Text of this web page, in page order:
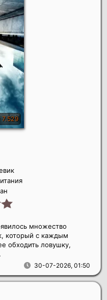
30-07-2026, 01:50
множество
который с каждым
обходить ловушку,